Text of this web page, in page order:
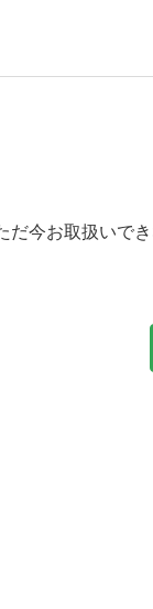
今お取扱いでき